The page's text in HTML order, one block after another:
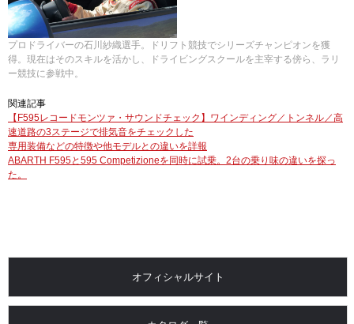
プロドライバーの石川紗織選手。ドリフト競技でシリーズチャンピオンを獲
得。現在はそのスキルを活かし、ドライビングスクールを主宰する傍ら、ラリ
ー競技に参戦中。
関連記事
【F595レコードモンツァ・サウンドチェック】ワインディング／トンネル／高
速道路の3ステージで排気音をチェックした
専用装備などの特徴や他モデルとの違いを詳報
ABARTH F595と595 Competizioneを同時に試乗。2台の乗り味の違いを探っ
た。
オフィシャルサイト